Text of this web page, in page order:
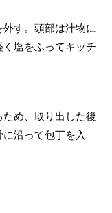
す。頭部は汁物に
塩をふってキッチ
め、取り出した後
沿って包丁を入